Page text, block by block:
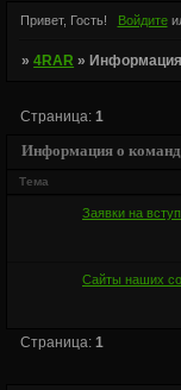
Привет, Гость! Войдите
»4RAR »
Информация о
Страница: 1
Тема
Заявки на
Сайты наших
Страница:1